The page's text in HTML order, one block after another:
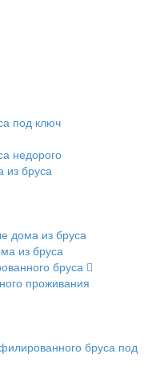
под ключ
недорого
из бруса
дома из бруса
из бруса
бруса
проживания
бруса под